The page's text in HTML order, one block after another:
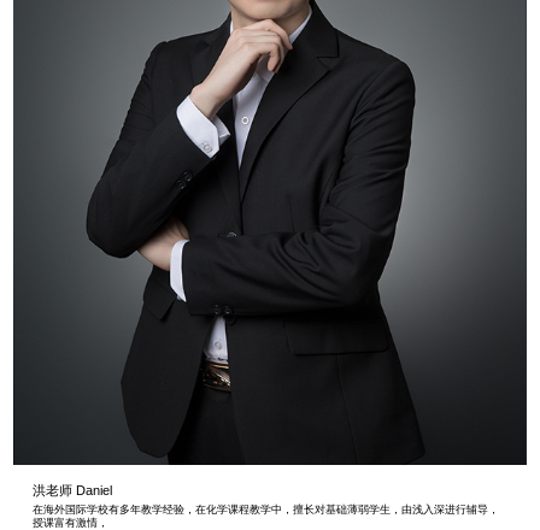
洪老师 Daniel
在海外国际学校有多年教学经验，在化学课程教学中，擅长对基础薄弱学生，由浅入深进行辅导，
授课富有激情，